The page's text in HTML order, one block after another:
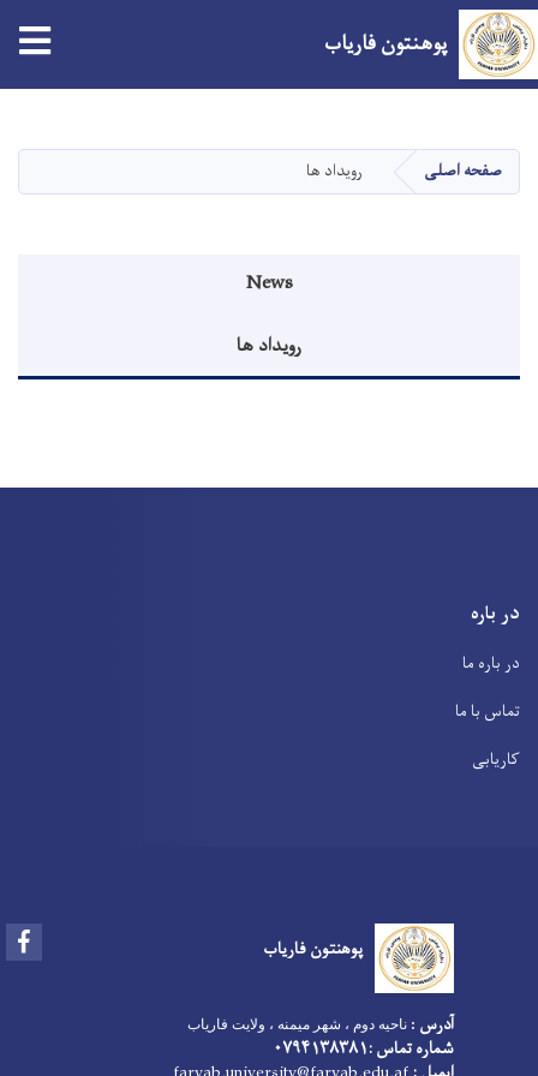
content
پوهنتون فاریاب
صفحه اصلی رویداد ها
News
رویداد ها
در باره
در باره ما
تماس با ما
کاریابی
پوهنتون فاریاب
آدرس : ناحیه دوم ، شهر میمنه ، ولایت فاریاب
شماره تماس :۰۷۹۴۱۳۸۳۸۱